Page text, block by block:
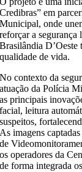
Credibras” em
Municipal, onde
reforçar a
Brasilândia D’Oeste
qualidade de vida.
No contexto da
atuação da Polícia
as principais
facial, leitura
suspeitos,
As imagens
de
os operadores da
de forma integrada